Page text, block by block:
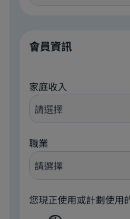
會員資訊
家庭收入
職業
您現正使用或計劃使用